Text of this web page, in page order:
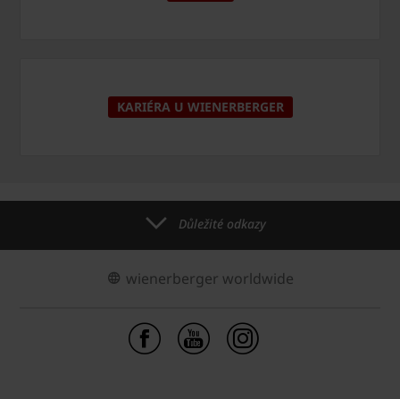
KARIÉRA U WIENERBERGER
Důležité odkazy
wienerberger worldwide